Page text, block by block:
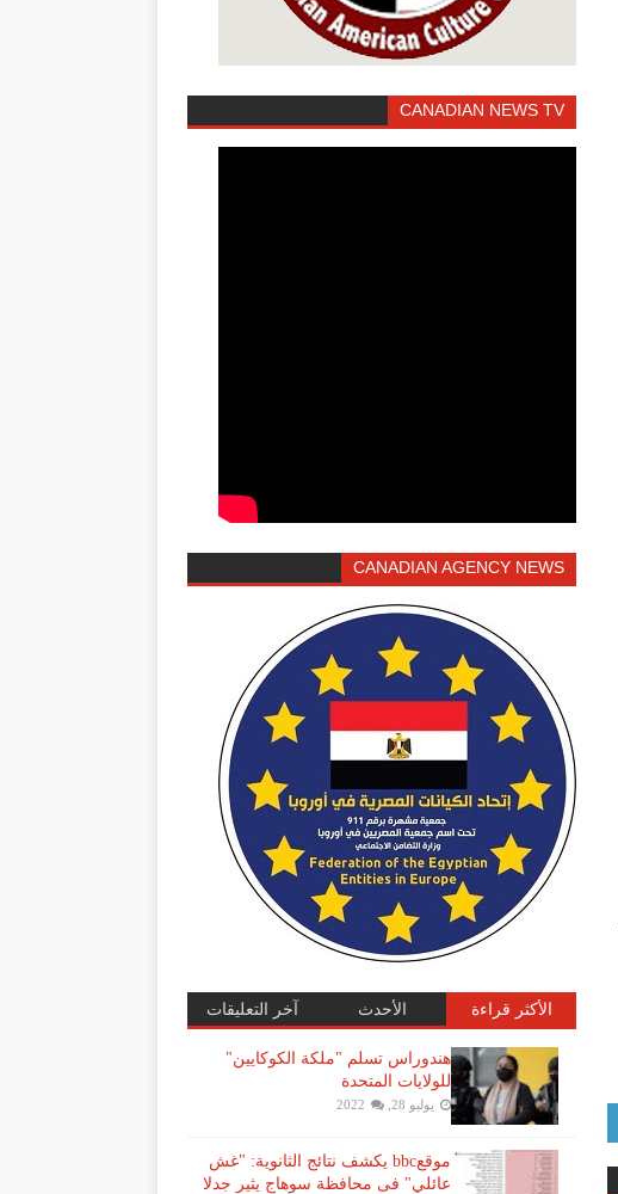
CANADIAN NEWS TV
CANADIAN AGENCY NEWS
الأكثر قراءة الأحدث آخر التعليقات
هندوراس تسلم "ملكة الكوكايين"
للولايات المتحدة
يوليو 28, 2022
موقعbbc يكشف نتائج الثانوية: "غش
عائلي" فى محافظة سوهاج يثير جدلا